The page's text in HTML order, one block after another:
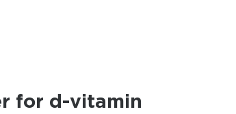
for d-vitamin